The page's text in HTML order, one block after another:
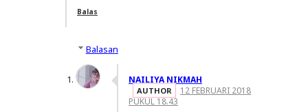
Balas
Balasan
NAILIYA NIKMAH
12 FEBRUARI 2018
PUKUL 18.43